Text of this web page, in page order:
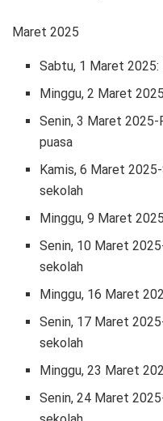
Maret 2025
Sabtu, 1 Maret 2025:
Minggu, 2 Maret
Senin, 3 Maret 2025-
puasa
Kamis, 6 Maret
sekolah
Minggu, 9 Maret
Senin, 10 Maret
sekolah
Minggu, 16 Maret
Senin, 17 Maret
sekolah
Minggu, 23 Maret
Senin, 24 Maret